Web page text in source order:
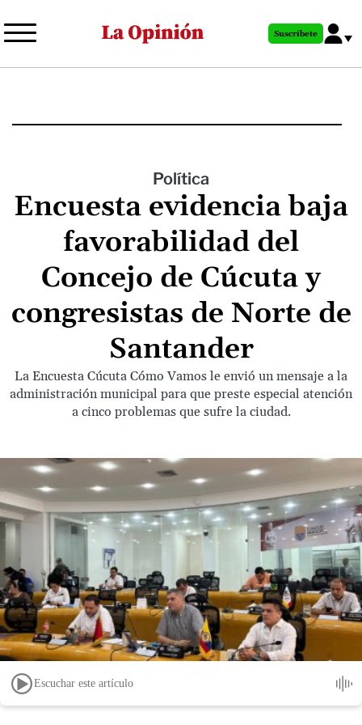
al
principal
Suscríbete
Política
Encuesta evidencia baja
favorabilidad del
Concejo de Cúcuta y
congresistas de Norte de
Santander
La Encuesta Cúcuta Cómo Vamos le envió un mensaje a la
administración municipal para que preste especial atención
a cinco problemas que sufre la ciudad.
Escuchar este artículo